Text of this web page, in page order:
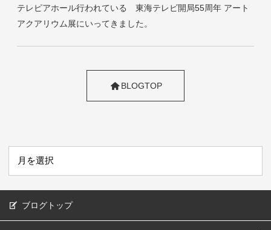
テレピアホール行われている 東海テレビ開局55周年 アート
アクアリウム展にいってきました。
BLOGTOP
ブログトップ